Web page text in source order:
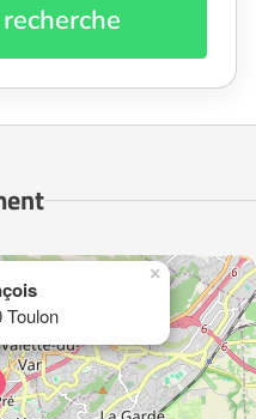
Toulon
×